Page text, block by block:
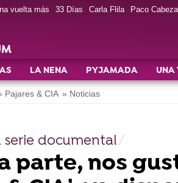
vuelta más 33 Días Carla Flila Paco
LA NENA PYJAMADA UNA
Pajares & CIA » Noticias
serie documental
parte, nos